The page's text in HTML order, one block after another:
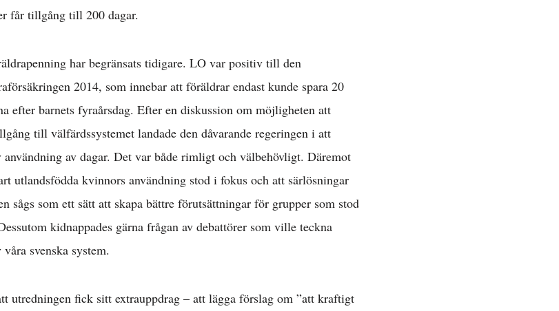
får tillgång till 200 dagar.
har begränsats tidigare. LO var positiv till den
2014, som innebar att föräldrar endast kunde spara 20
efter barnets fyraårsdag. Efter en diskussion om möjligheten att
till välfärdssystemet landade den dåvarande regeringen i att
användning av dagar. Det var både rimligt och välbehövligt. Däremot
utlandsfödda kvinnors användning stod i fokus och att särlösningar
sågs som ett sätt att skapa bättre förutsättningar för grupper som stod
kidnappades gärna frågan av debattörer som ville teckna
svenska system.
utredningen fick sitt extrauppdrag – att lägga förslag om ”att kraftigt